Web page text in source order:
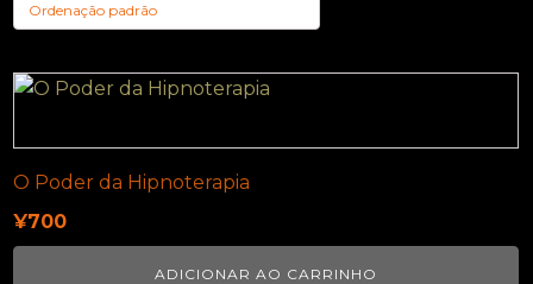
O Poder da Hipnoterapia
¥700
ADICIONAR AO CARRINHO